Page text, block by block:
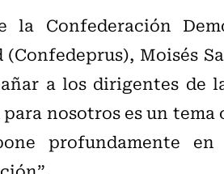
Confederación
Moisés
a los dirigentes de
nosotros es un tema
profundamente